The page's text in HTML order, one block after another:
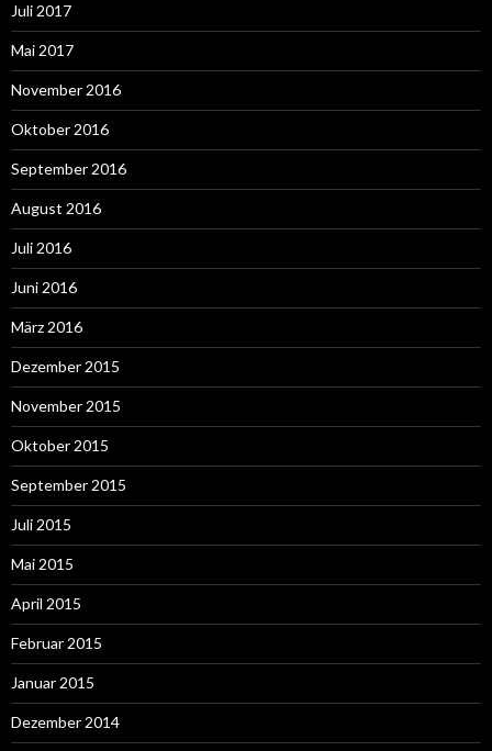
Juli 2017
Mai 2017
November 2016
Oktober 2016
September 2016
August 2016
Juli 2016
Juni 2016
März 2016
Dezember 2015
November 2015
Oktober 2015
September 2015
Juli 2015
Mai 2015
April 2015
Februar 2015
Januar 2015
Dezember 2014